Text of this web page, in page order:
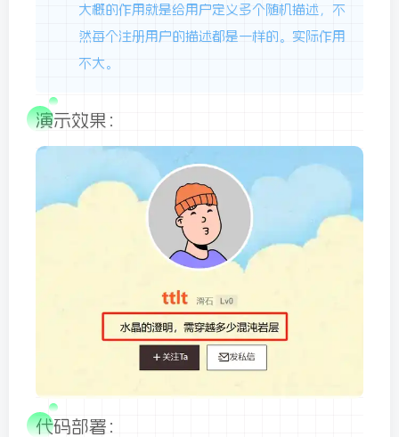
大概的作用就是给用户定义多个随机描述，不
然每个注册用户的描述都是一样的。实际作用
不大。
演示效果：
代码部署：